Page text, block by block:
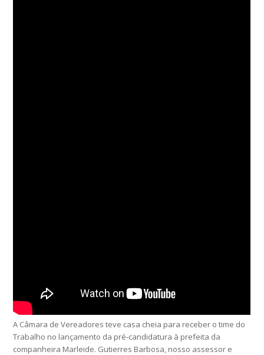
A Câmara de Vereadores teve casa cheia para receber o time do
Trabalho no lançamento da pré-candidatura à prefeita da
companheira Marleide. Gutierres Barbosa, nosso assessor e